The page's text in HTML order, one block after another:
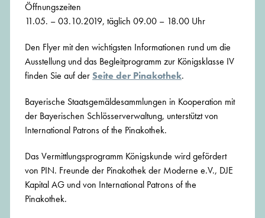
Öffnungszeiten
11.05. – 03.10.2019, täglich 09.00 – 18.00 Uhr
Den Flyer mit den wichtigsten Informationen rund um die
Ausstellung und das Begleitprogramm zur Königsklasse IV
finden Sie auf derSeite der Pinakothek.
Bayerische Staatsgemäldesammlungen in Kooperation mit
der Bayerischen Schlösserverwaltung, unterstützt von
International Patrons of the Pinakothek.
Das Vermittlungsprogramm Königskunde wird gefördert
von PIN. Freunde der Pinakothek der Moderne e.V., DJE
Kapital AG und von International Patrons of the
Pinakothek.